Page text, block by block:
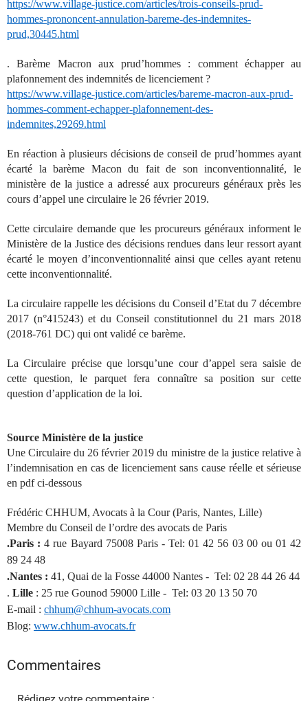
https://www.village-justice.com/articles/trois-conseils-prud-
hommes-prononcent-annulation-bareme-des-indemnites-
prud,30445.html
.Barème Macron aux prud’hommes : comment échapper au
plafonnement des indemnités de licenciement ?
https://www.village-justice.com/articles/bareme-macron-aux-prud-
hommes-comment-echapper-plafonnement-des-
indemnites,29269.html
En réaction à plusieurs décisions de conseil de prud’hommes ayant
écarté la barème Macon du fait de son inconventionnalité, le
ministère de la justice a adressé aux procureurs généraux près les
cours d’appel une circulaire le 26 février 2019.
Cette circulaire demande que les procureurs généraux informent le
Ministère de la Justice des décisions rendues dans leur ressort ayant
écarté le moyen d’inconventionnalité ainsi que celles ayant retenu
cette inconventionnalité.
La circulaire rappelle les décisions du Conseil d’Etat du 7 décembre
2017 (n°415243) et du Conseil constitutionnel du 21 mars 2018
(2018-761 DC) qui ont validé ce barème.
La Circulaire précise que lorsqu’une cour d’appel sera saisie de
cette question, le parquet fera connaître sa position sur cette
question d’application de la loi.
Source Ministère de la justice
Une Circulaire du 26 février 2019 du ministre de la justice relative à
l’indemnisation en cas de licenciement sans cause réelle et sérieuse
en pdf ci-dessous
Frédéric CHHUM, Avocats à la Cour (Paris, Nantes, Lille)
Membre du Conseil de l’ordre des avocats de Paris
.Paris : 4 rue Bayard 75008 Paris - Tel: 01 42 56 03 00 ou 01 42
89 24 48
.Nantes : 41, Quai de la Fosse 44000 Nantes - Tel: 02 28 44 26 44
. Lille : 25 rue Gounod 59000 Lille - Tel: 03 20 13 50 70
E-mail : chhum@chhum-avocats.com
Blog: www.chhum-avocats.fr
Commentaires